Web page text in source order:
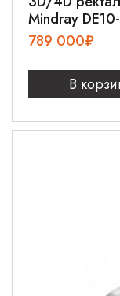
Mindray
789 000₽
В